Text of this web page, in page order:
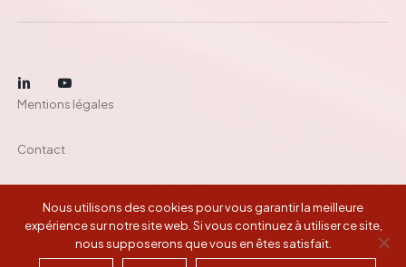
2026 Montefiore Investment
Contact
Mentions légales
Nous utilisons des cookies pour vous garantir la meilleure
expérience sur notre site web. Si vous continuez à utiliser ce site,
nous supposerons que vous en êtes satisfait.